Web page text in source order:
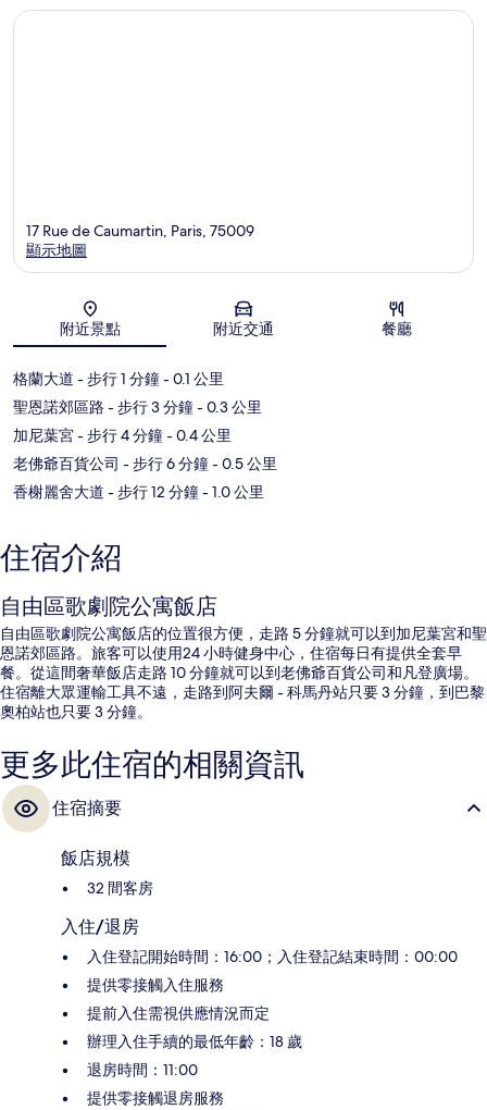
地圖
17 Rue de Caumartin, Paris, 75009
顯示地圖
附近景點 附近交通 餐廳
格蘭大道 - 步行 1 分鐘- 0.1 公里
聖恩諾郊區路 - 步行 3 分鐘- 0.3 公里
加尼葉宮- 步行 4 分鐘- 0.4 公里
老佛爺百貨公司 - 步行 6 分鐘- 0.5 公里
香榭麗舍大道 - 步行 12 分鐘- 1.0 公里
住宿介紹
自由區歌劇院公寓飯店
自由區歌劇院公寓飯店的位置很方便，走路 5 分鐘就可以到加尼葉宮和聖
恩諾郊區路。旅客可以使用24 小時健身中心，住宿每日有提供全套早
餐。從這間奢華飯店走路 10 分鐘就可以到老佛爺百貨公司和凡登廣場。
住宿離大眾運輸工具不遠，走路到阿夫爾 - 科馬丹站只要 3 分鐘，到巴黎
奧柏站也只要 3 分鐘。
更多此住宿的相關資訊
住宿摘要
飯店規模
32 間客房
入住/退房
入住登記開始時間：16:00；入住登記結束時間：00:00
提供零接觸入住服務
提前入住需視供應情況而定
辦理入住手續的最低年齡：18 歲
退房時間：11:00
提供零接觸退房服務